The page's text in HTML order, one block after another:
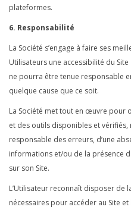
plateformes.
6. Responsabilité
La Société s’engage à faire ses
Utilisateurs une accessibilité du
ne pourra être tenue responsable
quelque cause que ce soit.
La Société met tout en œuvre pour
et des outils disponibles et vérifiés,
responsable des erreurs, d’une
informations et/ou de la présence
sur son Site.
L’Utilisateur reconnaît disposer de
nécessaires pour accéder au Site